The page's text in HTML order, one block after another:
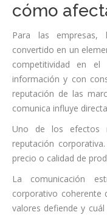
cómo
Para las empresas,
convertido en un
competitividad en el
información y con
reputación de las
comunica influye
Uno de los efectos
reputación
precio o calidad de
La comunicación
corporativo coherente
valores defiende y